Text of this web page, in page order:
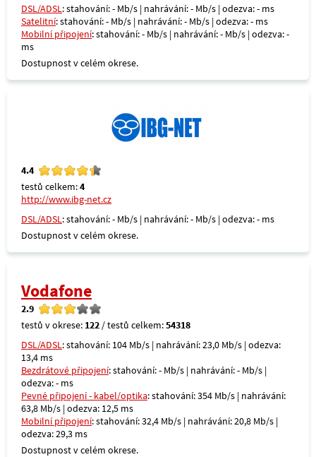
DSL/ADSL: stahování: - Mb/s | nahrávání: - Mb/s | odezva: - ms
Satelitní: stahování: - Mb/s | nahrávání: - Mb/s | odezva: - ms
Mobilní připojení: stahování: - Mb/s | nahrávání: - Mb/s | odezva: -
ms
Dostupnost v celém okrese.
4.4
testů celkem:4
http://www.ibg-net.cz
DSL/ADSL: stahování: - Mb/s | nahrávání: - Mb/s | odezva: - ms
Dostupnost v celém okrese.
Vodafone
2.9
testů v okrese: 122 / testů celkem:54318
DSL/ADSL: stahování: 104 Mb/s | nahrávání: 23,0 Mb/s | odezva:
13,4 ms
Bezdrátové připojení: stahování: - Mb/s | nahrávání: - Mb/s |
odezva: - ms
Pevné připojení - kabel/optika: stahování: 354 Mb/s | nahrávání:
63,8 Mb/s | odezva: 12,5 ms
Mobilní připojení: stahování: 32,4 Mb/s | nahrávání: 20,8 Mb/s |
odezva: 29,3 ms
Dostupnost v celém okrese.